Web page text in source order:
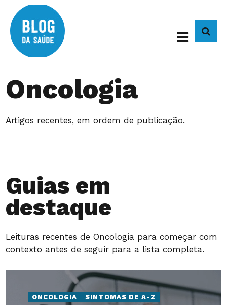
Oncologia
Artigos recentes, em ordem de publicação.
Guias em
destaque
Leituras recentes de Oncologia para começar com
contexto antes de seguir para a lista completa.
ONCOLOGIA SINTOMAS DE A-Z